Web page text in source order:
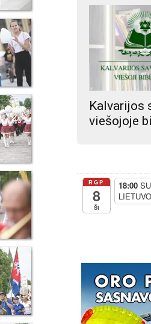
Kalvarijos
viešojoje
RGP
8
Št
18:00